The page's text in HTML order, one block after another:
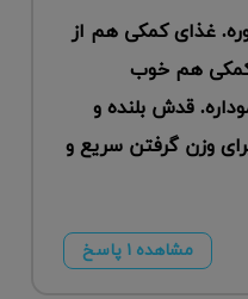
غذای کمکی هم از
کمکی هم خوب
قدش بلنده و
وزن گرفتن سریع و
مشاهده ۱ پاسخ